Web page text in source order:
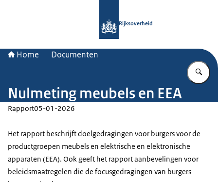
Rijksoverheid
Home Documenten
Nulmeting meubels en EEA
Rapport05-01-2026
Het rapport beschrijft doelgedragingen voor burgers voor de
productgroepen meubels en elektrische en elektronische
apparaten (EEA). Ook geeft het rapport aanbevelingen voor
beleidsmaatregelen die de focusgedragingen van burgers